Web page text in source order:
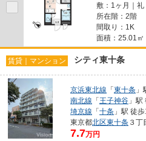
敷：1ヶ月｜礼
所在階：2階
間取り：1K
面積：25.01㎡
賃貸｜マンション シティ東十条
京浜東北線 「東十条
南北線 「王子神谷 」駅
埼京線 「十条 」駅 徒
東京都北区東十条 ３丁
7.7万円